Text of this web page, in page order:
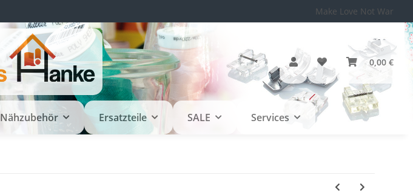
Make Love Not War
0,00 €
Nähzubehör Ersatzteile SALE Services